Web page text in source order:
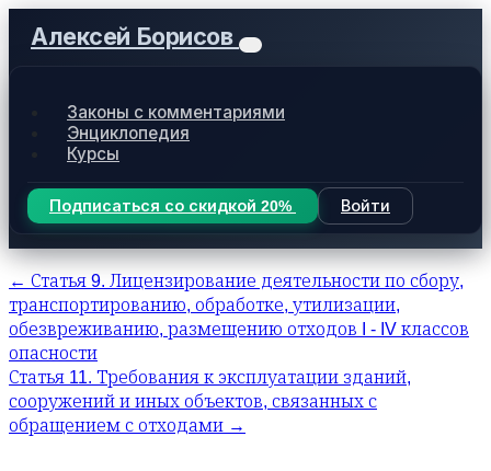
Алексей Борисов
Законы с комментариями
Энциклопедия
Курсы
Подписаться со скидкой 20% Войти
← Статья 9. Лицензирование деятельности по сбору,
транспортированию, обработке, утилизации,
обезвреживанию, размещению отходов I - IV классов
опасности
Статья 11. Требования к эксплуатации зданий,
сооружений и иных объектов, связанных с
обращением с отходами →